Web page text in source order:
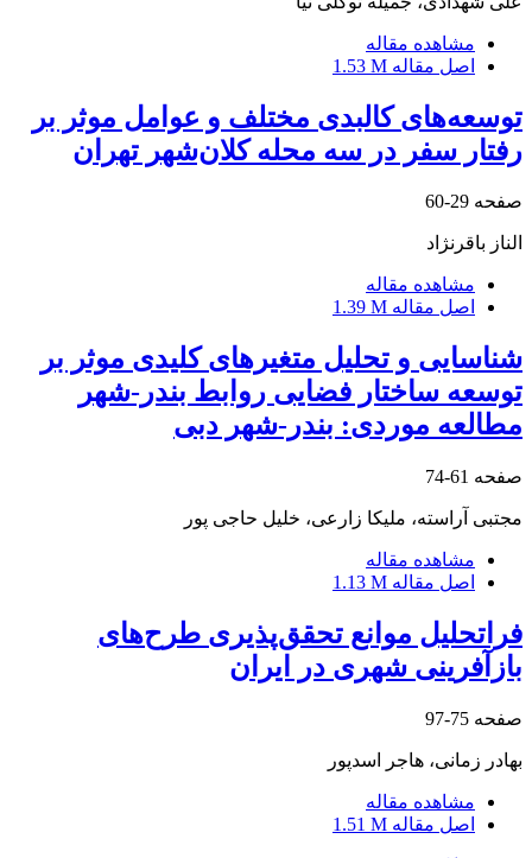
مشاهده مقاله
اصل مقاله 1.53 M
توسعه‌های کالبدی مختلف و عوامل موثر بر
رفتار سفر در سه محله کلان‌شهر تهران
صفحه 29-60
الناز باقرنژاد
مشاهده مقاله
اصل مقاله 1.39 M
شناسایی و تحلیل متغیرهای کلیدی موثر بر
توسعه ساختار فضایی روابط بندر-شهر
مطالعه موردی: بندر-شهر دبی
صفحه 61-74
مجتبی آراسته، ملیکا زارعی، خلیل حاجی پور
مشاهده مقاله
اصل مقاله 1.13 M
فراتحلیل موانع تحقق‌پذیری طرح‌های
بازآفرینی شهری در ایران
صفحه 75-97
بهادر زمانی، هاجر اسدپور
مشاهده مقاله
اصل مقاله 1.51 M